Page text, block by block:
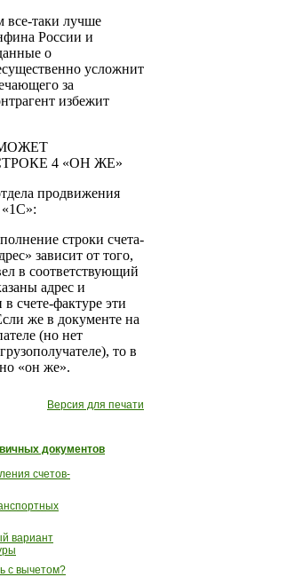
все-таки лучше
России и
о
усложнит
за
избежит
4 «ОН ЖЕ»
продвижения
строки счета-
зависит от того,
в соответствующий
адрес и
счете-фактуре эти
же в документе на
(но нет
то в
«он же».
Версия для печати
документов
счетов-
вариант
с вычетом?